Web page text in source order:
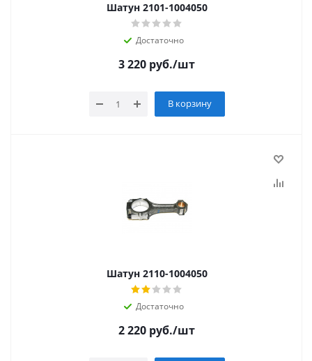
Шатун 2101-1004050
Достаточно
3 220 руб./шт
В корзину
Шатун 2110-1004050
Достаточно
2 220 руб./шт